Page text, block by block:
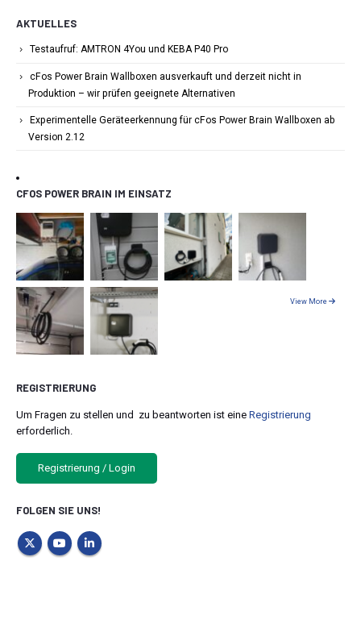
AKTUELLES
Testaufruf: AMTRON 4You und KEBA P40 Pro
cFos Power Brain Wallboxen ausverkauft und derzeit nicht in
Produktion – wir prüfen geeignete Alternativen
Experimentelle Geräteerkennung für cFos Power Brain Wallboxen ab
Version 2.12
CFOS POWER BRAIN IM EINSATZ
View More
REGISTRIERUNG
Um Fragen zu stellen und zu beantworten ist eine Registrierung
erforderlich.
Registrierung / Login
FOLGEN SIE UNS!